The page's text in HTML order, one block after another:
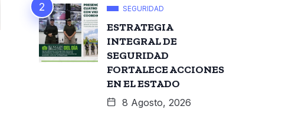
SEGURIDAD
ESTRATEGIA
INTEGRAL DE
SEGURIDAD
FORTALECE ACCIONES
EN EL ESTADO
8 Agosto, 2026